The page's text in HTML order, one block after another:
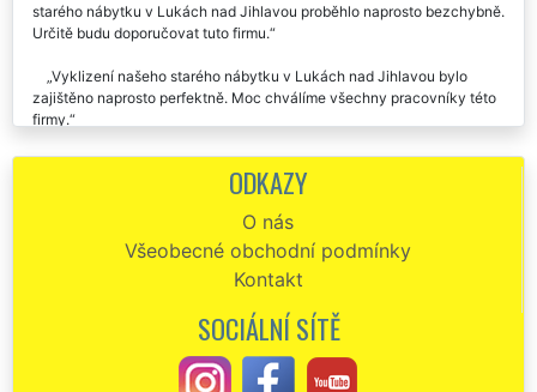
starého nábytku v Lukách nad Jihlavou proběhlo naprosto bezchybně.
Určitě budu doporučovat tuto firmu.
Vyklizení našeho starého nábytku v Lukách nad Jihlavou bylo
zajištěno naprosto perfektně. Moc chválíme všechny pracovníky této
firmy.
Ve středu jsme si objednali vyklízení nábytku v Lukách nad
Jihlavou, a tentýž den nám byly tyto služby zajištěný. Musím uznat,
společnosti. Doporučuji každému.
Minulý týden nám firma EXTRA VYKLÍZENÍ zajišťovala vyklízení
starého nábytku v našem bytě po mamince v Lukách nad Jihlavou.
Velmi ochotní a pracovití zaměstnanci. Po vyklízení veškerého
nábytku nám zajistili i špičkové úklidové služby. Děkujeme a moc moc
ODKAZY
O nás
Všeobecné obchodní podmínky
Kontakt
SOCIÁLNÍ SÍTĚ